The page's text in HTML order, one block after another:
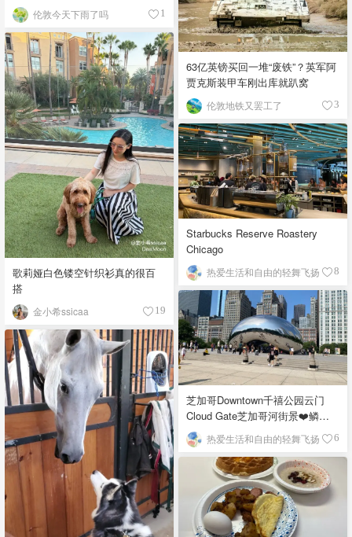
伦敦今天下雨了吗 1
63亿英镑买回一堆“废铁”？英军阿
贾克斯装甲车刚出库就趴窝
伦敦地铁又罢工了 3
歌莉娅白色镂空针织衫真的很百
搭
金小希ssicaa 19
Starbucks Reserve Roastery
Chicago
热爱生活和自由的轻舞飞扬 8
芝加哥Downtown千禧公园云门
Cloud Gate芝加哥河街景❤️鳞次
栉比的高楼
热爱生活和自由的轻舞飞扬 6